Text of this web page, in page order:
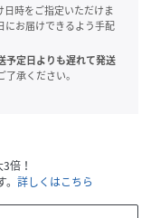
時をご指定いただけま
にお届けできるよう手配
予定日よりも遅れて発送
承ください。
倍！
詳しくはこちら